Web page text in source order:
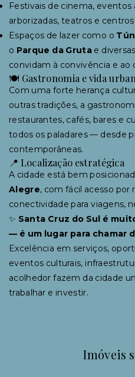
Festivais de cinema, eventos
arborizadas, teatros e
Espaços de lazer como o
o Parque da Grutae
convidam à convivência e ao
🍽 Gastronomia e vida
Com uma forte herança
outras tradições, a
restaurantes, cafés, bares e
todos os paladares — desde
contemporâneas.
📍 Localização estratégica
A cidade está bem
Alegre, com fácil acesso por
conectividade para viagens,
✨ Santa Cruz do Sul é
— é um lugar para chamar
Excelência em serviços,
eventos culturais,
acolhedor fazem da cidade
trabalhar e investir.
Imóveis